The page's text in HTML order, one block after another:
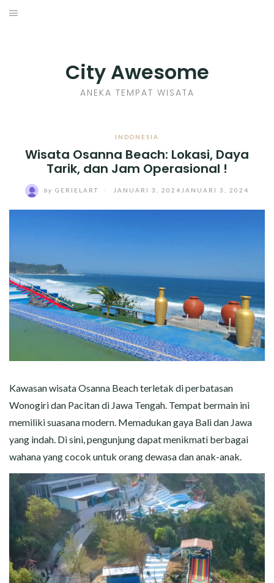
Skip
City Awesome
ANEKA TEMPAT WISATA
INDONESIA
Wisata Osanna Beach: Lokasi, Daya
Tarik, dan Jam Operasional !
by GERIELART JANUARI 3, 2024 JANUARI 3, 2024
Kawasan wisata Osanna Beach terletak di perbatasan
Wonogiri dan Pacitan di Jawa Tengah. Tempat bermain ini
memiliki suasana modern. Memadukan gaya Bali dan Jawa
yang indah. Di sini, pengunjung dapat menikmati berbagai
wahana yang cocok untuk orang dewasa dan anak-anak.
SENI KERAJINAN
INFO GAMES